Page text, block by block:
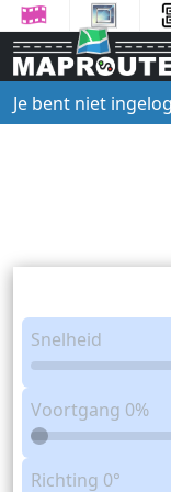
Je bent niet
Snelheid
Voortgang 0%
Richting 0°